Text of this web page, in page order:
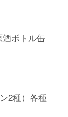
ボトル缶
2種）各種